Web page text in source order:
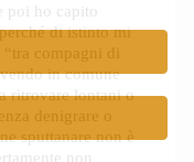
poi ho capito
di istinto mi
compagni di
in comune
ritrovare lontani o
denigrare o
sputtanare non è
non